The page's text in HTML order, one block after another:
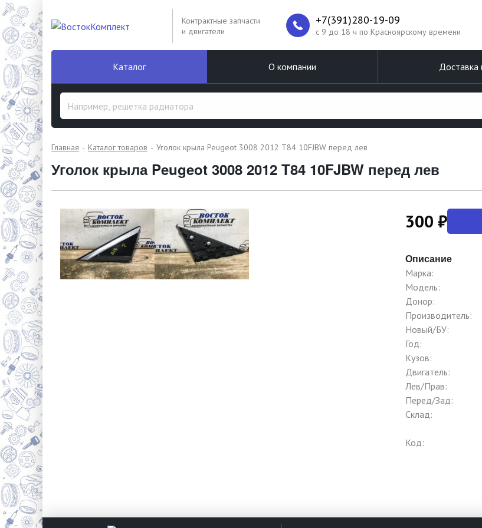
Контрактные запчасти
и двигатели
+7(391)280-19-09
c 9 до 18 ч по Красноярскому времени
Каталог О компании Доставка
Главная Каталог товаров Уголок крыла Peugeot 3008 2012 T84 10FJBW перед лев
Уголок крыла Peugeot 3008 2012 T84 10FJBW перед лев
300 ₽
Описание
Марка:
Модель:
Донор:
Производитель:
Новый/БУ:
Год:
Кузов:
Двигатель:
Лев/Прав:
Перед/Зад:
Склад:
Код: